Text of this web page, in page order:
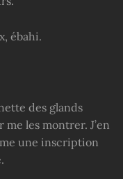
ébahi.
des glands
me les montrer. J’en
une inscription